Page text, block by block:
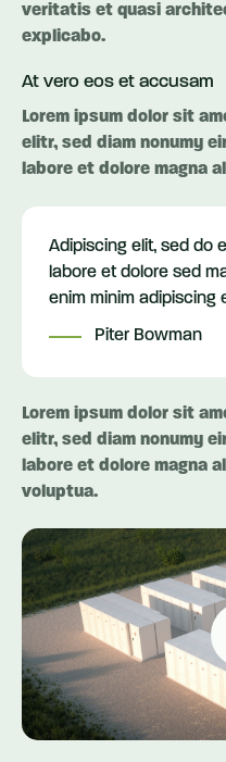
veritatis et quasi
explicabo.
At vero eos et accusam
Lorem ipsum dolor sit
elitr, sed diam nonumy
labore et dolore magna
Adipiscing elit, sed do
labore et dolore sed
enim minim adipiscing
Piter Bowman
Lorem ipsum dolor sit
elitr, sed diam nonumy
labore et dolore magna
voluptua.